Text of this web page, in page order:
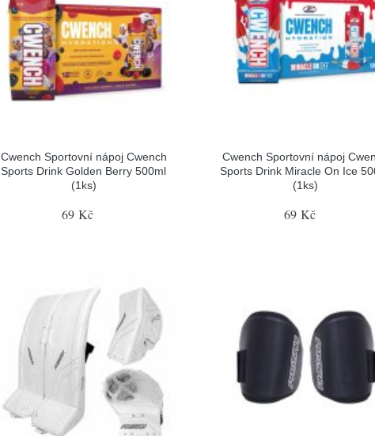
Cwench Sportovní nápoj Cwench
Sports Drink Golden Berry 500ml
(1ks)
69 Kč
Cwench Sportovní nápoj
Sports Drink Miracle On Ice
(1ks)
69 Kč